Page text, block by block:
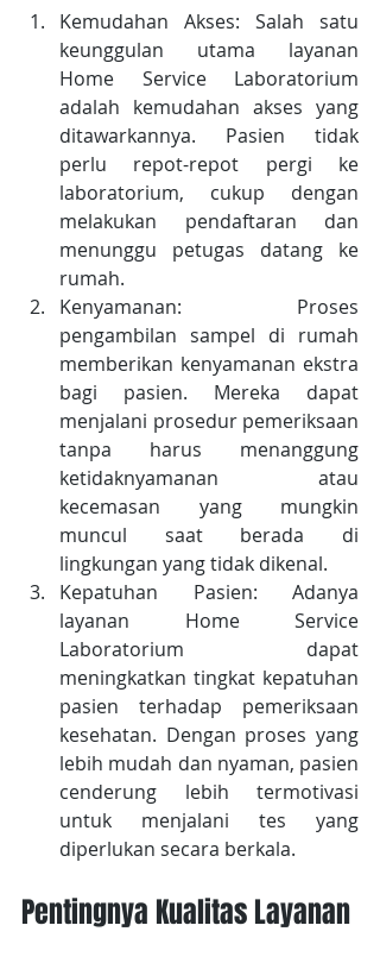
Kemudahan Akses: Salah satu
keunggulan utama layanan
Home Service Laboratorium
adalah kemudahan akses yang
ditawarkannya. Pasien tidak
perlu repot-repot pergi ke
laboratorium, cukup dengan
melakukan pendaftaran dan
menunggu petugas datang ke
rumah.
Kenyamanan: Proses
pengambilan sampel di rumah
memberikan kenyamanan ekstra
bagi pasien. Mereka dapat
menjalani prosedur pemeriksaan
tanpa harus menanggung
ketidaknyamanan atau
kecemasan yang mungkin
muncul saat berada di
lingkungan yang tidak dikenal.
Kepatuhan Pasien: Adanya
layanan Home Service
Laboratorium dapat
meningkatkan tingkat kepatuhan
pasien terhadap pemeriksaan
kesehatan. Dengan proses yang
lebih mudah dan nyaman, pasien
cenderung lebih termotivasi
untuk menjalani tes yang
diperlukan secara berkala.
Pentingnya Kualitas Layanan